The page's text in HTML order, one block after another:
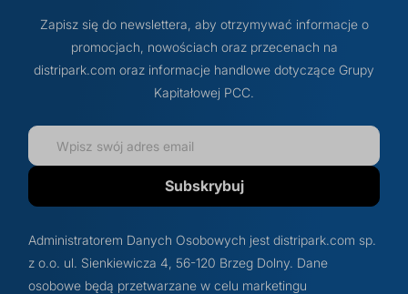
Zapisz się do newslettera, aby otrzymywać informacje o
promocjach, nowościach oraz przecenach na
distripark.com oraz informacje handlowe dotyczące Grupy
Kapitałowej PCC.
Subskrybuj
Administratorem Danych Osobowych jest distripark.com sp.
z o.o. ul. Sienkiewicza 4, 56-120 Brzeg Dolny. Dane
osobowe będą przetwarzane w celu marketingu